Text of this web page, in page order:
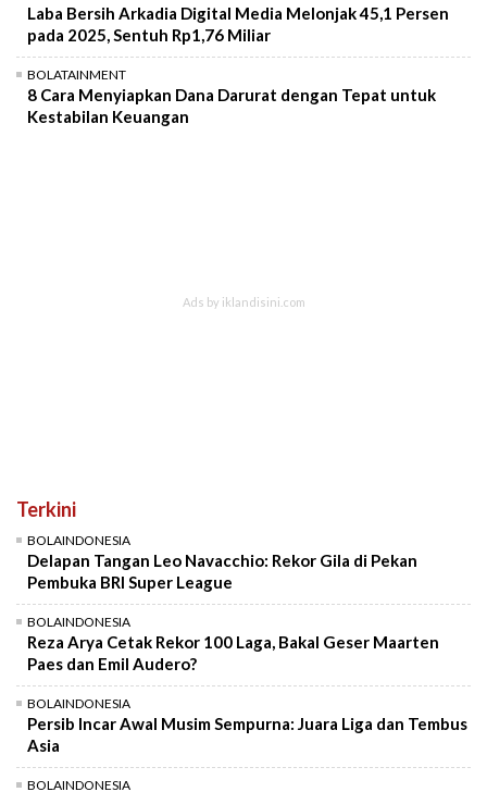
Laba Bersih Arkadia Digital Media Melonjak 45,1 Persen
pada 2025, Sentuh Rp1,76 Miliar
BOLATAINMENT
8 Cara Menyiapkan Dana Darurat dengan Tepat untuk
Kestabilan Keuangan
Terkini
BOLAINDONESIA
Delapan Tangan Leo Navacchio: Rekor Gila di Pekan
Pembuka BRI Super League
BOLAINDONESIA
Reza Arya Cetak Rekor 100 Laga, Bakal Geser Maarten
Paes dan Emil Audero?
BOLAINDONESIA
Persib Incar Awal Musim Sempurna: Juara Liga dan Tembus
Asia
BOLAINDONESIA